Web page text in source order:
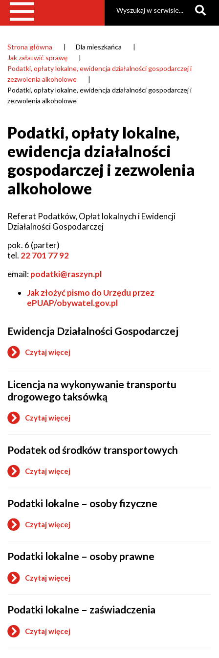
Ścieżka
nawigacyjna
Strona główna
Dla mieszkańca
Jak załatwić sprawę
Podatki, opłaty lokalne, ewidencja działalności gospodarczej i
zezwolenia alkoholowe
Podatki, opłaty lokalne, ewidencja działalności gospodarczej i
zezwolenia alkoholowe
Podatki, opłaty lokalne,
ewidencja działalności
gospodarczej i zezwolenia
alkoholowe
Referat Podatków, Opłat lokalnych i Ewidencji
Działalności Gospodarczej
pok. 6 (parter)
tel. 22 701 77 92
email:podatki@raszyn.pl
Jak złożyć pismo do Urzędu przez
ePUAP/obywatel.gov.pl
Ewidencja Działalności Gospodarczej
Czytaj więcej
o
Gospodarczej
Licencja na wykonywanie transportu
drogowego taksówką
Czytaj więcej
o
wykonywanie
drogowego
taksówką
Podatek od środków transportowych
Czytaj więcej
o
środków
Podatki lokalne – osoby fizyczne
Czytaj więcej
o
–
fizyczne
Podatki lokalne – osoby prawne
Czytaj więcej
o
–
prawne
Podatki lokalne – zaświadczenia
Czytaj więcej
o